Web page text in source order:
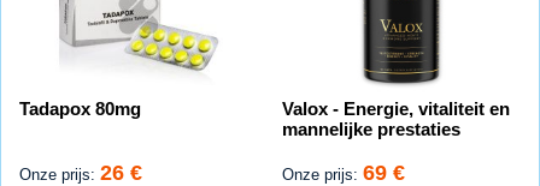
Tadapox 80mg
Onze prijs: 26 €
Valox - Energie, vitaliteit en
mannelijke prestaties
Onze prijs: 69 €